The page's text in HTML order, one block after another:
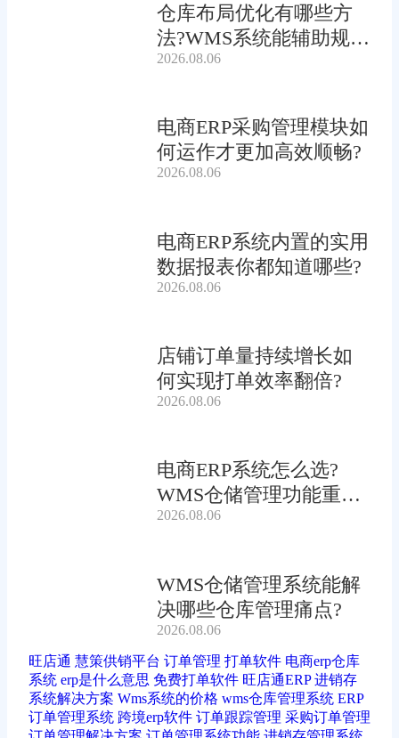
仓库布局优化有哪些方
法?WMS系统能辅助规划
吗?
2026.08.06
电商ERP采购管理模块如
何运作才更加高效顺畅?
2026.08.06
电商ERP系统内置的实用
数据报表你都知道哪些?
2026.08.06
店铺订单量持续增长如
何实现打单效率翻倍?
2026.08.06
电商ERP系统怎么选?
WMS仓储管理功能重要
吗?
2026.08.06
WMS仓储管理系统能解
决哪些仓库管理痛点?
2026.08.06
旺店通 慧策供销平台 订单管理 打单软件 电商erp仓库
系统 erp是什么意思 免费打单软件 旺店通ERP 进销存
系统解决方案 Wms系统的价格 wms仓库管理系统 ERP
订单管理系统 跨境erp软件 订单跟踪管理 采购订单管理